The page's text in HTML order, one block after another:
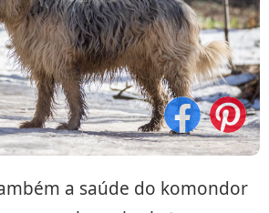
a saúde do komondor